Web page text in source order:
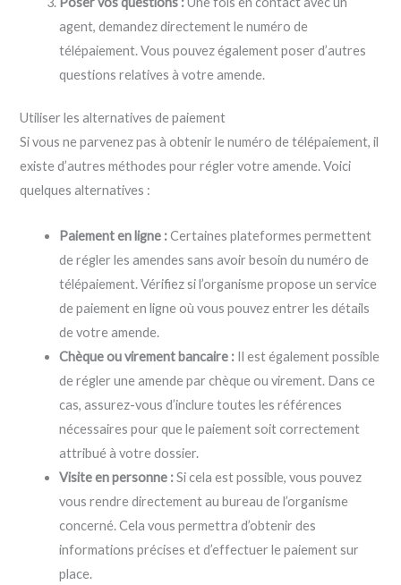
agent, demandez directement le numéro de
télépaiement. Vous pouvez également poser d’autres
questions relatives à votre amende.
Utiliser les alternatives de paiement
Si vous ne parvenez pas à obtenir le numéro de télépaiement, il
existe d’autres méthodes pour régler votre amende. Voici
quelques alternatives :
Paiement en ligne :Certaines plateformes permettent
de régler les amendes sans avoir besoin du numéro de
télépaiement. Vérifiez si l’organisme propose un service
de paiement en ligne où vous pouvez entrer les détails
de votre amende.
Chèque ou virement bancaire : Il est également possible
de régler une amende par chèque ou virement. Dans ce
cas, assurez-vous d’inclure toutes les références
nécessaires pour que le paiement soit correctement
attribué à votre dossier.
Visite en personne :Si cela est possible, vous pouvez
vous rendre directement au bureau de l’organisme
concerné. Cela vous permettra d’obtenir des
informations précises et d’effectuer le paiement sur
place.